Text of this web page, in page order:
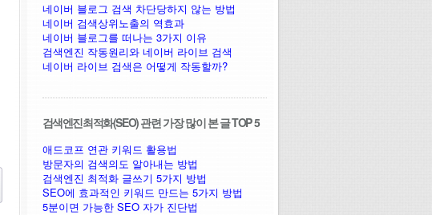
네이버 블로그 검색 차단당하지 않는 방법
네이버 검색상위노출의 역효과
네이버 블로그를 떠나는 3가지 이유
검색엔진 작동원리와 네이버 라이브 검색
네이버 라이브 검색은 어떻게 작동할까?
검색엔진최적화(SEO) 관련 가장 많이 본 글 TOP 5
애드코프 연관 키워드 활용법
방문자의 검색의도 알아내는 방법
검색엔진 최적화 글쓰기 5가지 방법
SEO에 효과적인 키워드 만드는 5가지 방법
5분이면 가능한 SEO 자가 진단법